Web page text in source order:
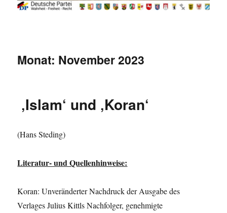
Monat: November 2023
‚Islam‘ und ‚Koran‘
(Hans Steding)
Literatur- und Quellenhinweise:
Koran: Unveränderter Nachdruck der Ausgabe des
Verlages Julius Kittls Nachfolger, genehmigte